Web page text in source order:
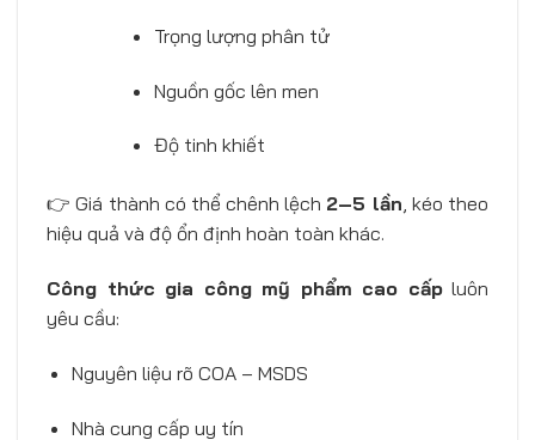
Trọng lượng phân tử
Nguồn gốc lên men
Độ tinh khiết
👉 Giá thành có thể chênh lệch 2–5 lần, kéo theo
hiệu quả và độ ổn định hoàn toàn khác.
Công thức gia công mỹ phẩm cao cấpluôn
yêu cầu:
Nguyên liệu rõ COA – MSDS
Nhà cung cấp uy tín